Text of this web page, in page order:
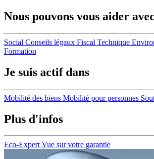
Nous pouvons vous aider avec
Social Conseils légaux Fiscal Technique
Formation
Je suis actif dans
Mobilité des biens Mobilité pour personnes
Plus d'infos
Eco-Expert Vue sur votre garantie